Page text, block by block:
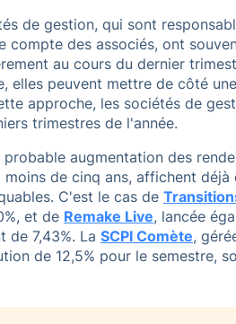
de gestion, qui sont
compte des associés, ont
au cours du dernier
elles peuvent mettre de côté
approche, les sociétés de
trimestres de l'année.
augmentation des
moins de cinq ans, affichent
C'est le cas de
et de Remake Live, lancée
de 7,43%. La SCPI Comète,
de 12,5% pour le semestre,